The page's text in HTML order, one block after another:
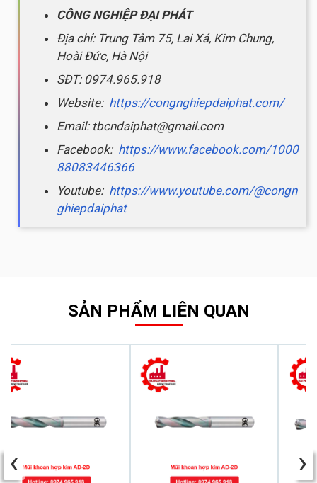
CÔNG NGHIỆP ĐẠI PHÁT
Địa chỉ: Trung Tâm 75, Lai Xá, Kim Chung,
Hoài Đức, Hà Nội
SĐT: 0974.965.918
Website: https://congnghiepdaiphat.com/
Email: tbcndaiphat@gmail.com
Facebook: https://www.facebook.com/1000
88083446366
Youtube: https://www.youtube.com/@congn
ghiepdaiphat
SẢN PHẨM LIÊN QUAN
‹ ›